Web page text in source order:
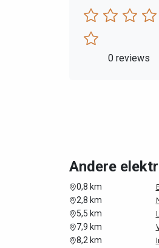
0 reviews
Andere
0,8 km
2,8 km
5,5 km
7,9 km
8,2 km